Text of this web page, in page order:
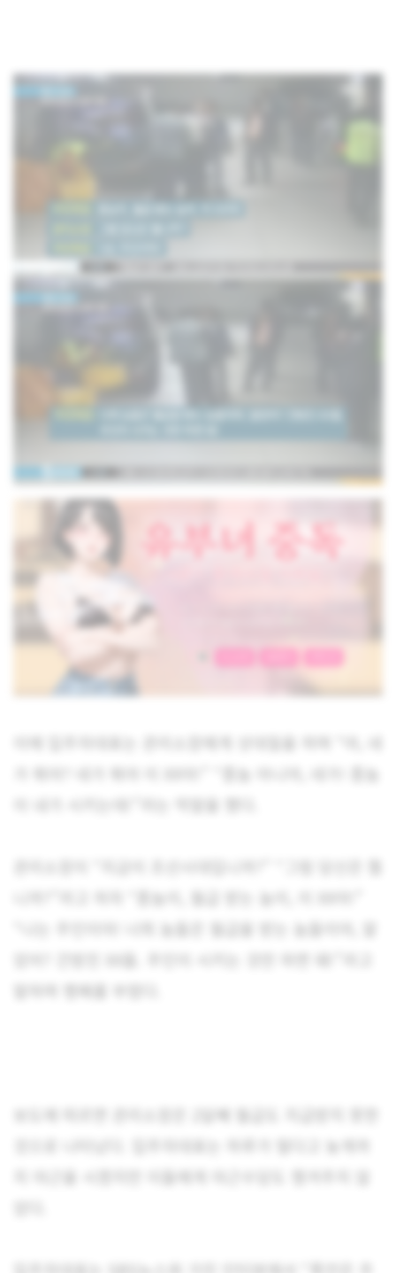
이에 입주자대표는 관리소장에게 삿대질을 하며 “야, 네
가 뭐야? 네가 뭐야 이 XX야!” “종놈 아니야, 네가! 종놈
이 내가 시키는데!”라는 막말을 했다.
니까?”라고 하자 “종놈이, 월급 받는 놈이, 이 XX야!”
“나는 주인이야! 너희 놈들은 월급을 받는 놈들이야, 알
았어? 건방진 XX들. 주인이 시키는 것만 하면 돼!”라고
말하며 행패를 부렸다.
보도에 따르면 관리소장은 2달째 월급도 지급받지 못한
것으로 나타났다. 입주자대표는 하루가 멀다고 늦게까
지 야근을 시켰지만 이들에게 야근수당도 챙겨주지 않